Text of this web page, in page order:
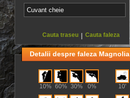
Cauta faleza
|
Cauta traseu
Detalii despre faleza Magnolia
10% 60% 30% 0% 10'